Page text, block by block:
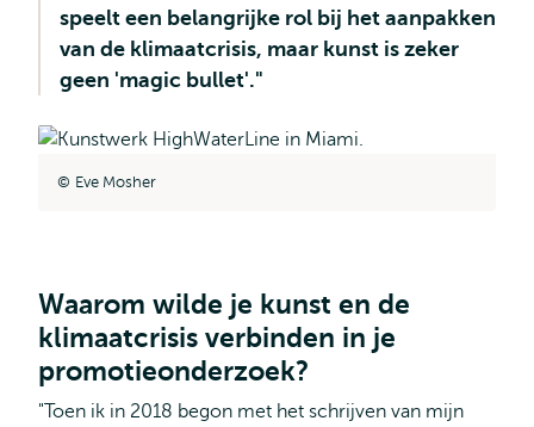
speelt een belangrijke rol bij het aanpakken
van de klimaatcrisis, maar kunst is zeker
geen 'magic bullet'."
Eve Mosher
Waarom wilde je kunst en de
klimaatcrisis verbinden in je
promotieonderzoek?
"Toen ik in 2018 begon met het schrijven van mijn